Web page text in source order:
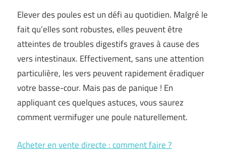
Elever des poules est un défi au quotidien. Malgré le
fait qu’elles sont robustes, elles peuvent être
atteintes de troubles digestifs graves à cause des
vers intestinaux. Effectivement, sans une attention
particulière, les vers peuvent rapidement éradiquer
votre basse-cour. Mais pas de panique ! En
appliquant ces quelques astuces, vous saurez
comment vermifuger une poule naturellement.
Acheter en vente directe : comment faire ?